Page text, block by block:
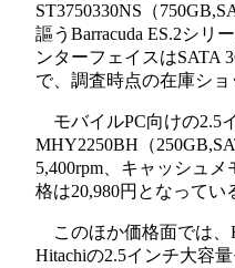
ST3750330NS（
謳うBarracuda ES.2シリ
ンターフェイスはSATA
で、調査時点の在庫シ
モバイルPC向けの2.5
MHY2250BH（
5,400rpm、キャッシュ
格は20,980円となってい
このほか価格面では、
Hitachiの2.5インチ大容